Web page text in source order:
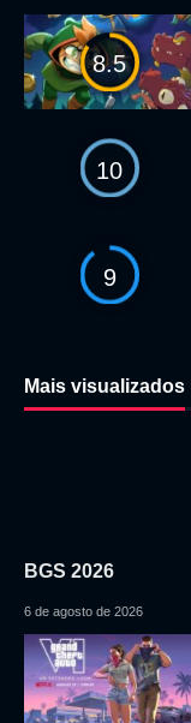
8.5
10
9
Mais visualizados
BGS 2026
6 de agosto de 2026